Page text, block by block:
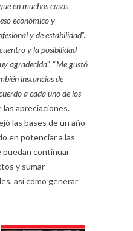
en muchos casos
económico y
y de estabilidad”.
y la posibilidad
agradecida”. “Me gustó
instancias de
a cada uno de los
las apreciaciones.
las bases de un año
en potenciar a las
puedan continuar
y sumar
así como generar